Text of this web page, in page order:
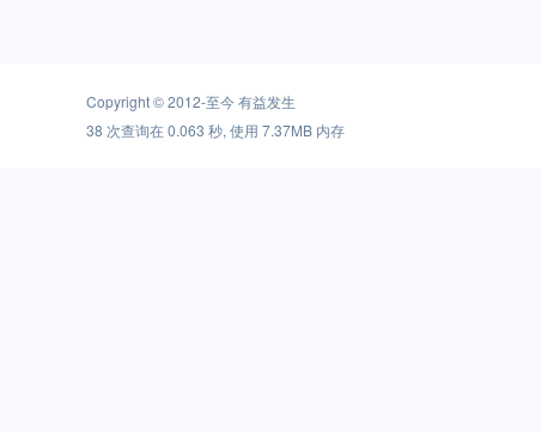
Copyright © 2012-至今有益发生
38 次查询在 0.063 秒, 使用 7.37MB 内存